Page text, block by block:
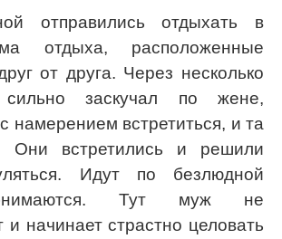
отправились отдыхать в
отдыха, расположенные
от друга. Через несколько
заскучал по жене,
намерением встретиться, и та
Они встретились и решили
Идут по безлюдной
Тут муж не
и начинает страстно целовать